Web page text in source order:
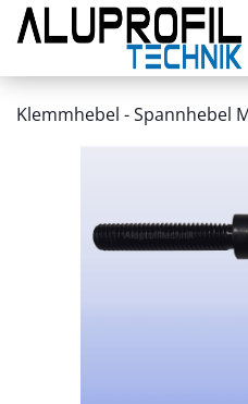
Klemmhebel - Spannhebel